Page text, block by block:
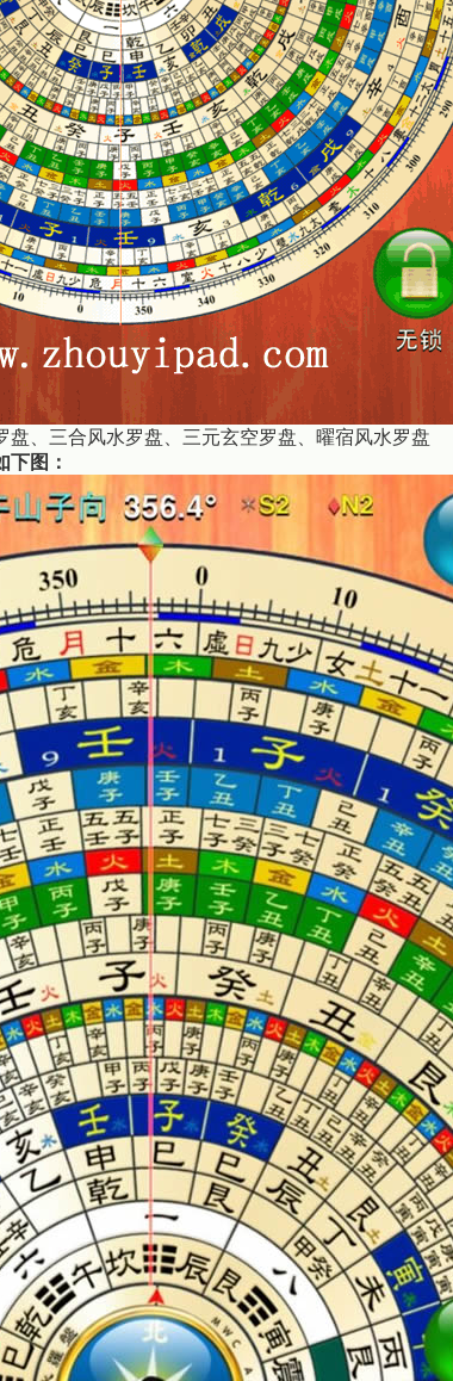
盘、三合风水罗盘、三元玄空罗盘、曜宿风水罗盘
下图：